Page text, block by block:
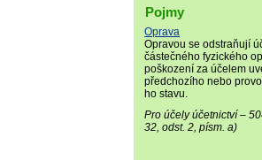
Pojmy
Oprava
Opravou se odstraňují
částečného fyzického
poškození za účelem
předchozího nebo
ho stavu.
Pro účely účetnictví –
32, odst. 2, písm. a)